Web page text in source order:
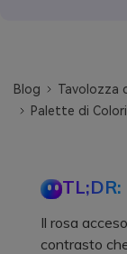
Blog
Tavolozza
Palette di
TL;DR:
Il rosa
contrasto